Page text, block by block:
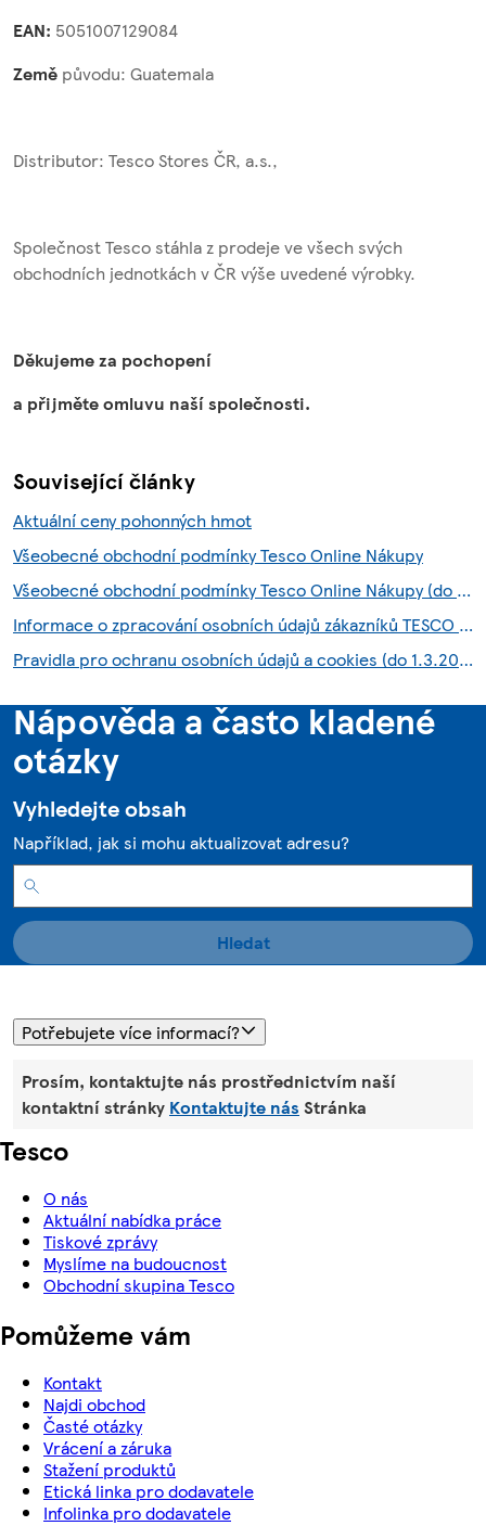
EAN: 5051007129084
Země původu: Guatemala
Distributor: Tesco Stores ČR, a.s.,
Společnost Tesco stáhla z prodeje ve všech svých
obchodních jednotkách v ČR výše uvedené výrobky.
Děkujeme za pochopení
a přijměte omluvu naší společnosti.
Související články
Aktuální ceny pohonných hmot
Všeobecné obchodní podmínky Tesco Online Nákupy
Všeobecné obchodní podmínky Tesco Online Nákupy (do 28.7.2026)
Informace o zpracování osobních údajů zákazníků TESCO HNED služby
Pravidla pro ochranu osobních údajů a cookies (do 1.3.2026)
Nápověda a často kladené
otázky
Vyhledejte obsah
Například, jak si mohu aktualizovat adresu?
Hledat
Potřebujete více informací?
Prosím, kontaktujte nás prostřednictvím naší
kontaktní stránky Kontaktujte nás Stránka
Tesco
O nás
Aktuální nabídka práce
Tiskové zprávy
Myslíme na budoucnost
Obchodní skupina Tesco
Pomůžeme vám
Kontakt
Najdi obchod
Časté otázky
Vrácení a záruka
Stažení produktů
Etická linka pro dodavatele
Infolinka pro dodavatele